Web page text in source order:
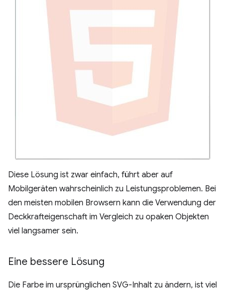
Diese Lösung ist zwar einfach, führt aber auf
Mobilgeräten wahrscheinlich zu Leistungsproblemen. Bei
den meisten mobilen Browsern kann die Verwendung der
Deckkrafteigenschaft im Vergleich zu opaken Objekten
viel langsamer sein.
Eine bessere Lösung
Die Farbe im ursprünglichen SVG-Inhalt zu ändern, ist viel